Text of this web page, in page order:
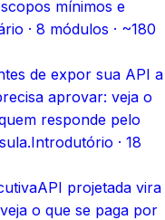
mínimos e
· 8 módulos · ~180
de expor sua API a
aprovar: veja o
responde pelo
Introdutório · 18
API projetada vira
o que se paga por